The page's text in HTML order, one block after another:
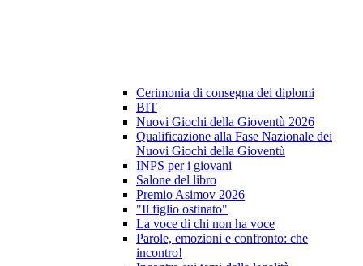
Cerimonia di consegna dei diplomi
BIT
Nuovi Giochi della Gioventù 2026
Qualificazione alla Fase Nazionale dei
Nuovi Giochi della Gioventù
INPS per i giovani
Salone del libro
Premio Asimov 2026
"Il figlio ostinato"
La voce di chi non ha voce
Parole, emozioni e confronto: che
incontro!